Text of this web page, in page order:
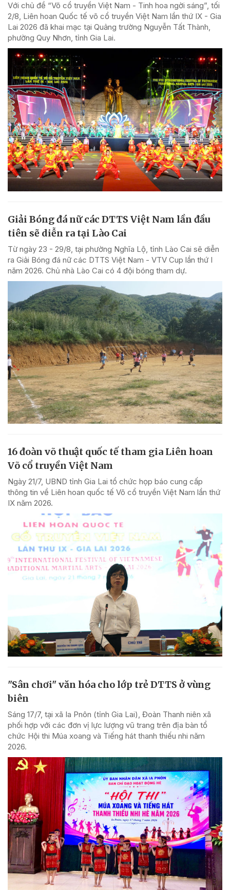
Với chủ đề “Võ cổ truyền Việt Nam - Tinh hoa ngời sáng”, tối
2/8, Liên hoan Quốc tế võ cổ truyền Việt Nam lần thứ IX - Gia
Lai 2026 đã khai mạc tại Quảng trường Nguyễn Tất Thành,
phường Quy Nhơn, tỉnh Gia Lai.
Giải Bóng đá nữ các DTTS Việt Nam lần đầu
tiên sẽ diễn ra tại Lào Cai
Từ ngày 23 - 29/8, tại phường Nghĩa Lộ, tỉnh Lào Cai sẽ diễn
ra Giải Bóng đá nữ các DTTS Việt Nam - VTV Cup lần thứ I
năm 2026. Chủ nhà Lào Cai có 4 đội bóng tham dự.
16 đoàn võ thuật quốc tế tham gia Liên hoan
Võ cổ truyền Việt Nam
Ngày 21/7, UBND tỉnh Gia Lai tổ chức họp báo cung cấp
thông tin về Liên hoan quốc tế Võ cổ truyền Việt Nam lần thứ
IX năm 2026.
"Sân chơi" văn hóa cho lớp trẻ DTTS ở vùng
biên
Sáng 17/7, tại xã Ia Pnôn (tỉnh Gia Lai), Đoàn Thanh niên xã
phối hợp với các đơn vị lực lượng vũ trang trên địa bàn tổ
chức Hội thi Múa xoang và Tiếng hát thanh thiếu nhi năm
2026.